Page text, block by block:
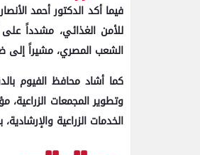
فيما أكد الدكتور أحمد
للأمن الغذائي، مشدداً
الشعب المصري، مشيراً إلى
كما أشاد محافظ الفيوم
وتطوير المجمعات
الخدمات الزراعية